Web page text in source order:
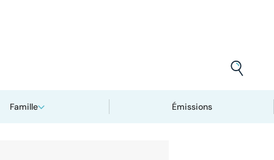
Famille Émissions